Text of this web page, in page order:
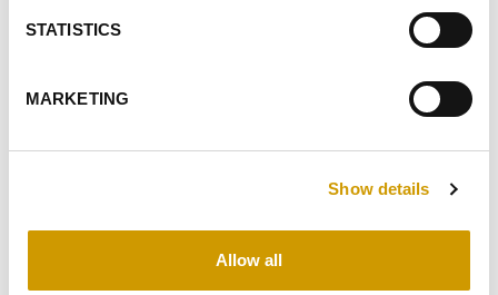
STATISTICS
MARKETING
Show details
Allow all